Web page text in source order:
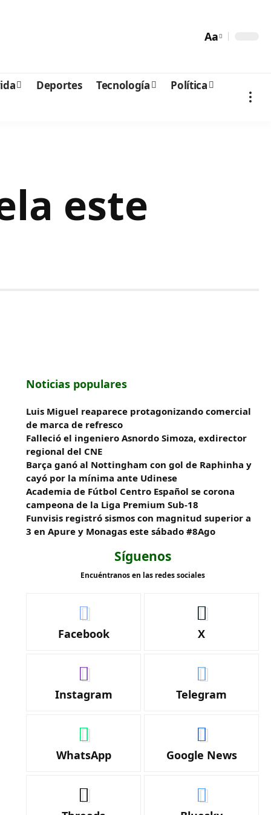
Aa
Deportes Tecnología
Política
este
Noticias populares
Luis Miguel reaparece protagonizando comercial
de marca de refresco
Falleció el ingeniero Asnordo Simoza, exdirector
regional del CNE
Barça ganó al Nottingham con gol de Raphinha y
cayó por la mínima ante Udinese
Academia de Fútbol Centro Español se corona
campeona de la Liga Premium Sub-18
Funvisis registró sismos con magnitud superior a
3 en Apure y Monagas este sábado #8Ago
Síguenos
Encuéntranos en las redes sociales
Facebook X
Instagram Telegram
WhatsApp Google News